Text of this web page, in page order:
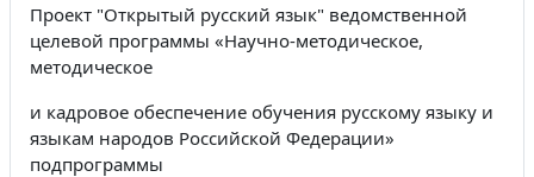
Проект "Открытый русский язык" ведомственной
целевой программы «Научно-методическое,
методическое
и кадровое обеспечение обучения русскому языку и
языкам народов Российской Федерации»
подпрограммы